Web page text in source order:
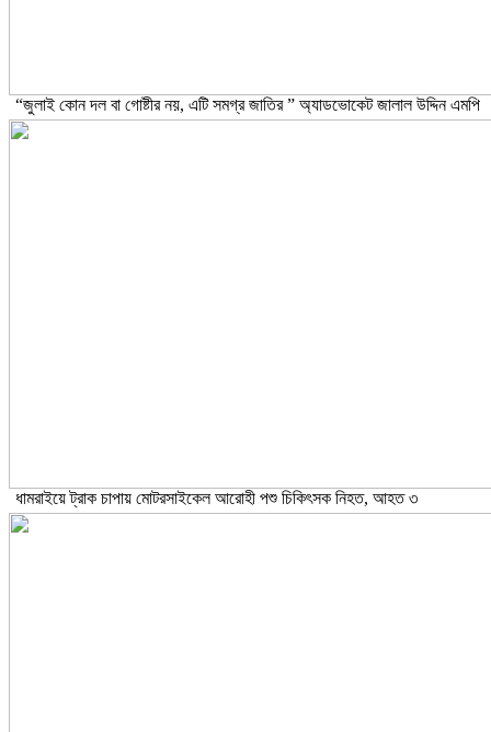
“জুলাই কোন দল বা গোষ্টীর নয়, এটি সমগ্র জাতির ” অ্যাডভোকেট জালাল উদ্দিন এমপি
ধামরাইয়ে ট্রাক চাপায় মোটরসাইকেল আরোহী পশু চিকিৎসক নিহত, আহত ৩